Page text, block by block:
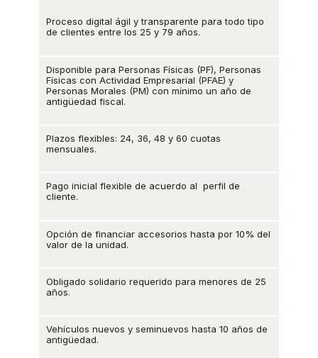
Proceso digital ágil y transparente para todo tipo
de clientes entre los 25 y 79 años.
Disponible para Personas Físicas (PF), Personas
Físicas con Actividad Empresarial (PFAE) y
Personas Morales (PM) con mínimo un año de
antigüedad fiscal.
Plazos flexibles: 24, 36, 48 y 60 cuotas
mensuales.
Pago inicial flexible de acuerdo al perfil de
cliente.
Opción de financiar accesorios hasta por 10% del
valor de la unidad.
Obligado solidario requerido para menores de 25
años.
Vehículos nuevos y seminuevos hasta 10 años de
antigüedad.